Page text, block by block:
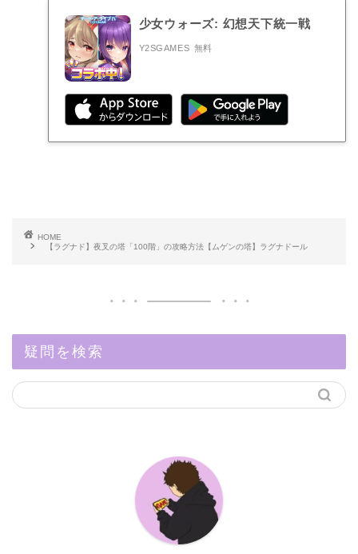
少女ウォーズ: 幻想天下統一戦
Y2SGAMES 無料
HOME
【ラグナド】夜叉の塔「100階」の攻略方法【ムゲンの塔】ラグナドール
疑問を検索